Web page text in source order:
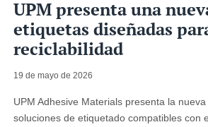
UPM presenta una
etiquetas diseñadas
reciclabilidad
19 de mayo de 2026
UPM Adhesive Materials presenta la
soluciones de etiquetado compatibles con